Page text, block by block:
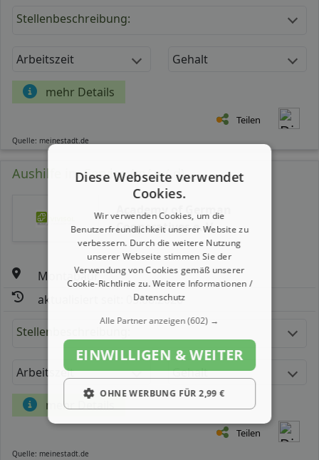
Stellenbeschreibung:
Arbeitszeit Gehalt
mehr Details
Teilen
Quelle: meinestadt.de
Aushilfe im Service (m/ w/ d)
Academy of German
Cooperatives e. V.
Montabaur
aktualisiert seit: 05.08.2026
Stellenbeschreibung:
Arbeitszeit Gehalt
mehr Details
Teilen
Quelle: meinestadt.de
Diese Webseite verwendet
Cookies.
Wir verwenden Cookies, um die
Benutzerfreundlichkeit unserer Website zu
verbessern. Durch die weitere Nutzung
unserer Webseite stimmen Sie der
Verwendung von Cookies gemäß unserer
Cookie-Richtlinie zu.Weitere Informationen /
Datenschutz
Alle Partner anzeigen(602) →
EINWILLIGEN & WEITER
OHNE WERBUNG FÜR 2,99 €